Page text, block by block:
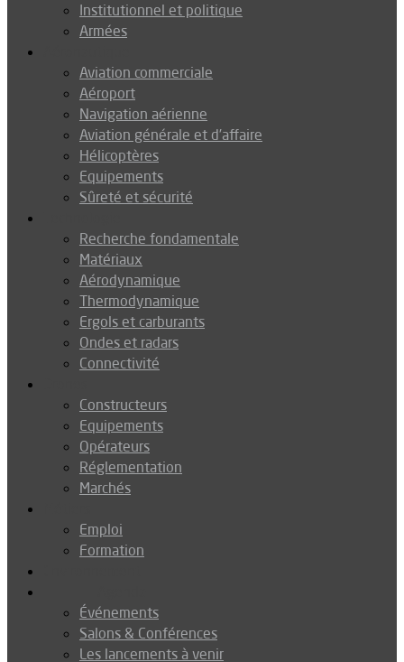
Institutionnel et politique
Armées
Aviation commerciale
Aéroport
Navigation aérienne
Aviation générale et d’affaire
Hélicoptères
Equipements
Sûreté et sécurité
Recherche fondamentale
Matériaux
Aérodynamique
Thermodynamique
Ergols et carburants
Ondes et radars
Connectivité
Constructeurs
Equipements
Opérateurs
Réglementation
Marchés
Emploi
Formation
Événements
Salons & Conférences
Les lancements à venir